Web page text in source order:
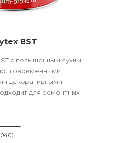
BST
c повышенным сухим
декоративными
для ремонтных